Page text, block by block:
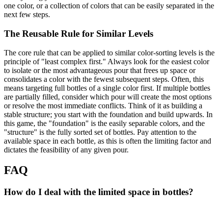
one color, or a collection of colors that can be easily separated in the
next few steps.
The Reusable Rule for Similar Levels
The core rule that can be applied to similar color-sorting levels is the
principle of "least complex first." Always look for the easiest color
to isolate or the most advantageous pour that frees up space or
consolidates a color with the fewest subsequent steps. Often, this
means targeting full bottles of a single color first. If multiple bottles
are partially filled, consider which pour will create the most options
or resolve the most immediate conflicts. Think of it as building a
stable structure; you start with the foundation and build upwards. In
this game, the "foundation" is the easily separable colors, and the
"structure" is the fully sorted set of bottles. Pay attention to the
available space in each bottle, as this is often the limiting factor and
dictates the feasibility of any given pour.
FAQ
How do I deal with the limited space in bottles?